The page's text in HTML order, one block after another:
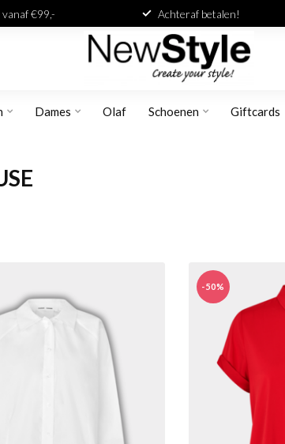
€99,- Achteraf betalen!
Dames Olaf Schoenen Giftcards
-50%